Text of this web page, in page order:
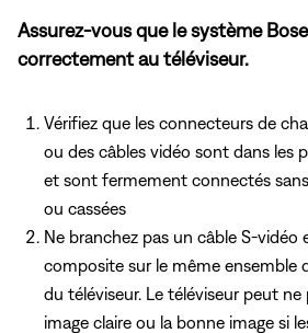
Assurez-vous que le système
correctement au téléviseur.
Vérifiez que les connecteurs de
ou des câbles vidéo sont dans les
et sont fermement connectés
ou cassées
Ne branchez pas un câble S-vidéo
composite sur le même ensemble
du téléviseur. Le téléviseur peut
image claire ou la bonne image si